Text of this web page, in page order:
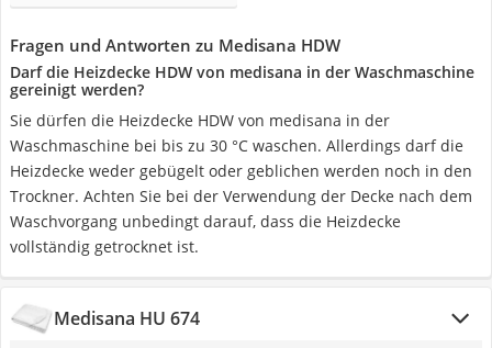
Fragen und Antworten zu Medisana HDW
Darf die Heizdecke HDW von medisana in der Waschmaschine
gereinigt werden?
Sie dürfen die Heizdecke HDW von medisana in der
Waschmaschine bei bis zu 30 °C waschen. Allerdings darf die
Heizdecke weder gebügelt oder geblichen werden noch in den
Trockner. Achten Sie bei der Verwendung der Decke nach dem
Waschvorgang unbedingt darauf, dass die Heizdecke
vollständig getrocknet ist.
Medisana HU 674